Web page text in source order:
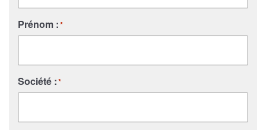
Prénom :*
Société :*